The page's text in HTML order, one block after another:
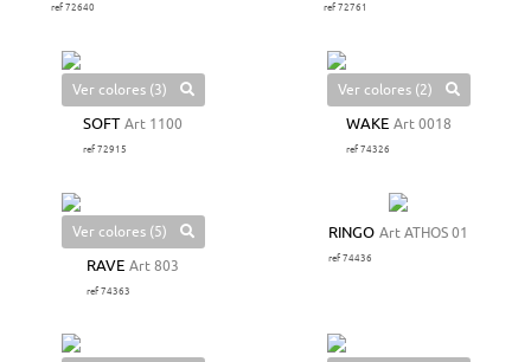
ref 72640 ref 72761
Ver colores (3)
SOFT Art 1100
ref 72915
Ver colores (2)
WAKE Art 0018
ref 74326
Ver colores (5)
RAVE Art 803
ref 74363
RINGO Art ATHOS 01
ref 74436